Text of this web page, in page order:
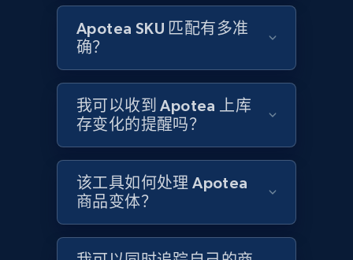
Title, Seller name, Brand, Description, Initial
price, Currency, Availability, Reviews count, and
2.1K+ 375+ 立即开始
Amazon products global dataset - Collects
Apotea SKU 匹配有多准
确？
我可以收到 Apotea 上库
存变化的提醒吗？
该工具如何处理 Apotea
商品变体？